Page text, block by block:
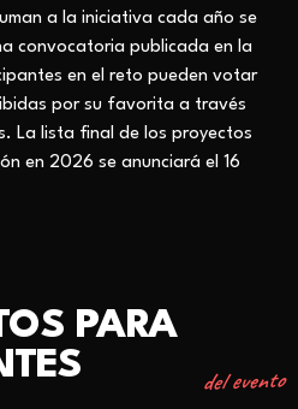
a la iniciativa cada año se
convocatoria publicada en la
en el reto pueden votar
por su favorita a través
La lista final de los proyectos
en 2026 se anunciará el 16
PARA
del evento